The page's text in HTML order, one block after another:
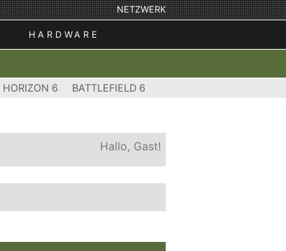
NETZWERK
HARDWARE
HORIZON 6 BATTLEFIELD 6
Hallo, Gast!